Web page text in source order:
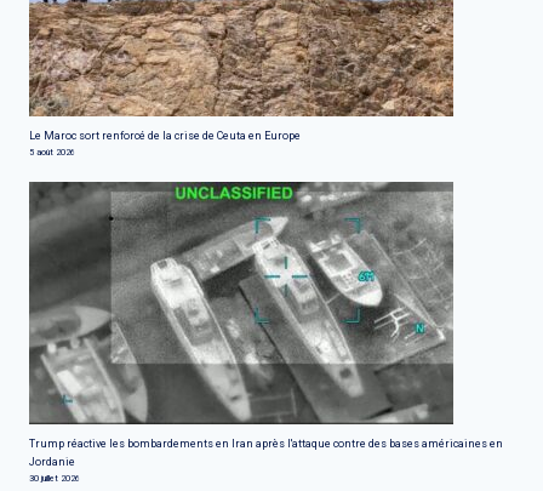
Le Maroc sort renforcé de la crise de Ceuta en Europe
5 août 2026
Trump réactive les bombardements en Iran après l'attaque contre des bases américaines en
Jordanie
30 juillet 2026